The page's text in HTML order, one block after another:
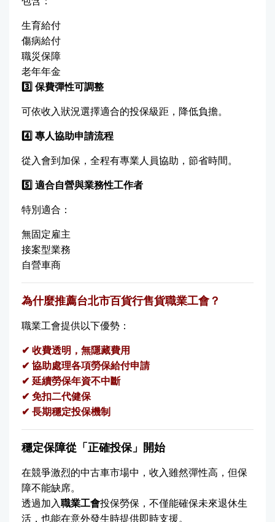
生育給付
傷病給付
職災保障
老年年金
3️保費彈性可調整
可依收入狀況選擇適合的投保級距，降低負擔。
4️專人協助申請流程
從入會到加保，全程有專業人員協助，節省時間。
5️適合自營與業務性工作者
特別適合：
無固定雇主
接案型業務
自營車商
為什麼推薦台北市百貨行售貨職業工會？
職業工會提供以下優勢：
✔ 收費透明，無隱藏費用
✔ 協助處理各項勞保給付申請
✔ 延續勞保年資不中斷
✔ 免扣二代健保
✔ 長期穩定投保機制
穩定保障從「正確投保」開始
在競爭激烈的中古車市場中，收入雖然彈性高，但保
障不能缺席。
透過加入職業工會投保勞保，不僅能確保未來退休生
活，也能在意外發生時提供即時支援。